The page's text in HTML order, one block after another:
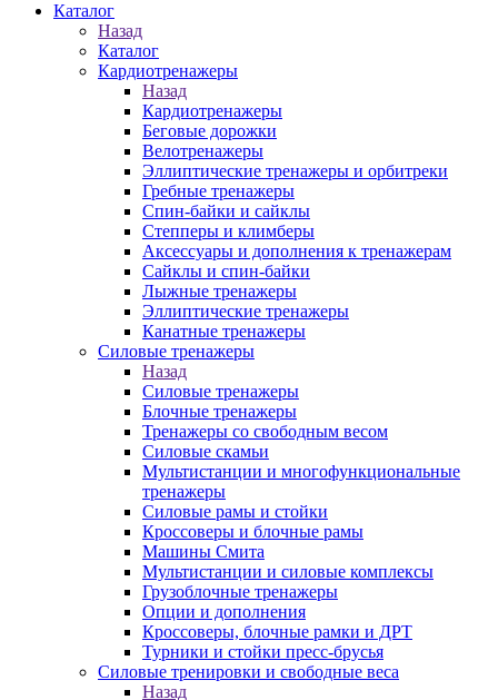
Каталог
Назад
Каталог
Кардиотренажеры
Назад
Кардиотренажеры
Беговые дорожки
Велотренажеры
Эллиптические тренажеры и орбитреки
Гребные тренажеры
Спин-байки и сайклы
Степперы и климберы
Аксессуары и дополнения к тренажерам
Сайклы и спин-байки
Лыжные тренажеры
Эллиптические тренажеры
Канатные тренажеры
Силовые тренажеры
Назад
Силовые тренажеры
Блочные тренажеры
Тренажеры со свободным весом
Силовые скамьи
Мультистанции и многофункциональные
тренажеры
Силовые рамы и стойки
Кроссоверы и блочные рамы
Машины Смита
Мультистанции и силовые комплексы
Грузоблочные тренажеры
Опции и дополнения
Кроссоверы, блочные рамки и ДРТ
Турники и стойки пресс-брусья
Силовые тренировки и свободные веса
Назад